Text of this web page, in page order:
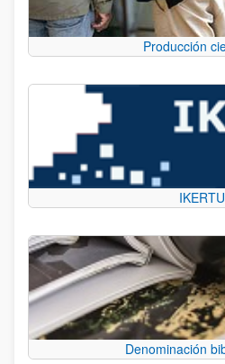
Producción
IKERTU
Denominación